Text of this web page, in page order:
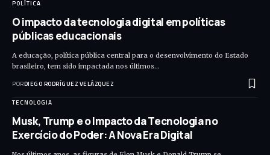
POLÍTICA
O impacto da tecnologia digital em políticas
públicas educacionais
A educação, política pública central para o desenvolvimento do Estado
brasileiro, tem sido impactada nos últimos…
PORDIEGO RODRÍGUEZ VELÁZQUEZ
TECNOLOGIA
Musk, Trump e o Impacto da Tecnologia no
Exercício do Poder: A Nova Era Digital